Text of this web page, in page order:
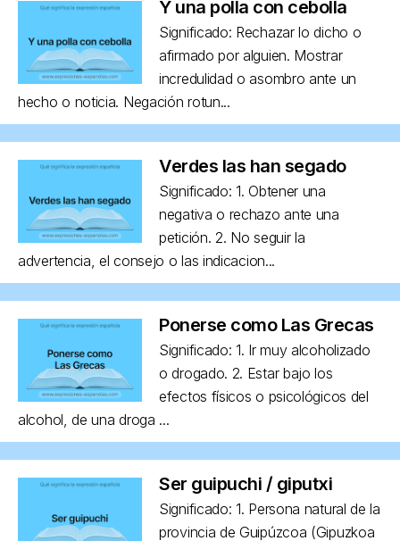
Y una polla con cebolla
Significado: Rechazar lo dicho o
afirmado por alguien. Mostrar
incredulidad o asombro ante un
hecho o noticia. Negación rotun...
Verdes las han segado
Significado: 1. Obtener una
negativa o rechazo ante una
petición. 2. No seguir la
advertencia, el consejo o las indicacion...
Ponerse como Las Grecas
Significado: 1. Ir muy alcoholizado
o drogado. 2. Estar bajo los
efectos físicos o psicológicos del
alcohol, de una droga ...
Ser guipuchi / giputxi
Significado: 1. Persona natural de la
provincia de Guipúzcoa (Gipuzkoa